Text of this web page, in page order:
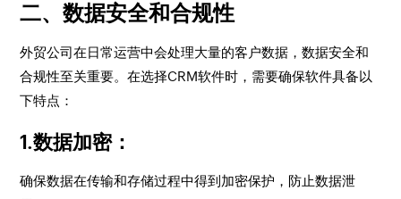
二、数据安全和合规性
外贸公司在日常运营中会处理大量的客户数据，数据安全和
合规性至关重要。在选择CRM软件时，需要确保软件具备以
下特点：
1.数据加密：
确保数据在传输和存储过程中得到加密保护，防止数据泄